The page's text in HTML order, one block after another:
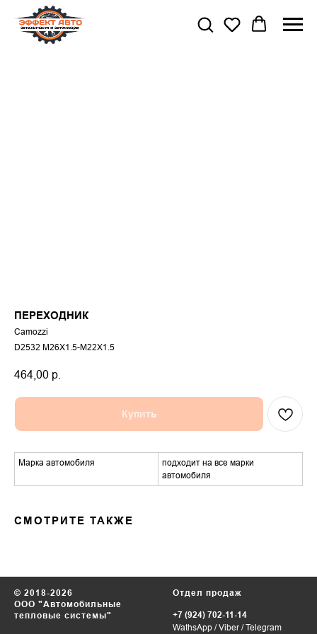
ПЕРЕХОДНИК
Camozzi
D2532 М26Х1.5-М22Х1.5
464,00 р.
Купить
Марка автомобиля
подходит на все марки
автомобиля
СМОТРИТЕ ТАКЖЕ
© 2018-2026
ООО "Автомобильные
тепловые системы"
Отдел продаж
+7 (924) 702-11-14
WathsApp /Viber /Telegram